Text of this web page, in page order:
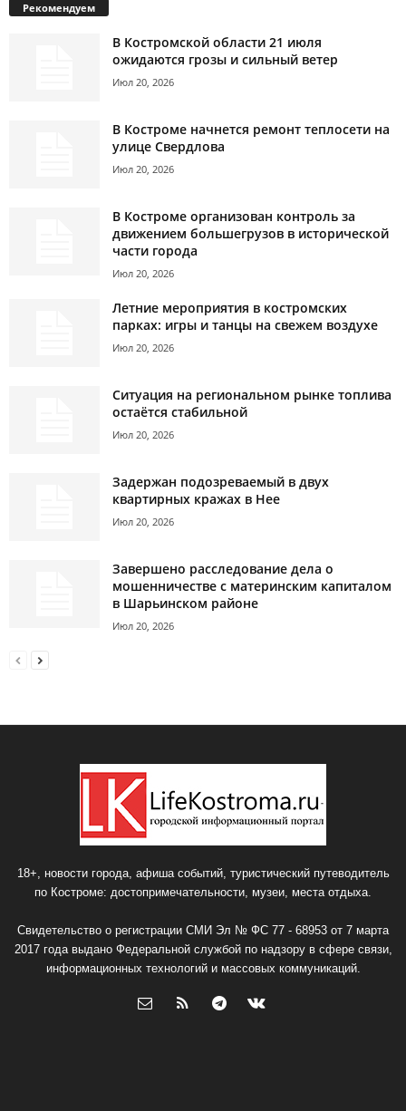
Рекомендуем
В Костромской области 21 июля
ожидаются грозы и сильный ветер
Июл 20, 2026
В Костроме начнется ремонт теплосети на
улице Свердлова
Июл 20, 2026
В Костроме организован контроль за
движением большегрузов в исторической
части города
Июл 20, 2026
Летние мероприятия в костромских
парках: игры и танцы на свежем воздухе
Июл 20, 2026
Ситуация на региональном рынке топлива
остаётся стабильной
Июл 20, 2026
Задержан подозреваемый в двух
квартирных кражах в Нее
Июл 20, 2026
Завершено расследование дела о
мошенничестве с материнским капиталом
в Шарьинском районе
Июл 20, 2026
18+, новости города, афиша событий, туристический путеводитель
по Костроме: достопримечательности, музеи, места отдыха.
Свидетельство о регистрации СМИ Эл № ФС 77 - 68953 от 7 марта
2017 года выдано Федеральной службой по надзору в сфере связи,
информационных технологий и массовых коммуникаций.